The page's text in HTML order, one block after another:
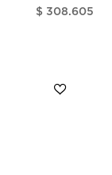
$ 308.605